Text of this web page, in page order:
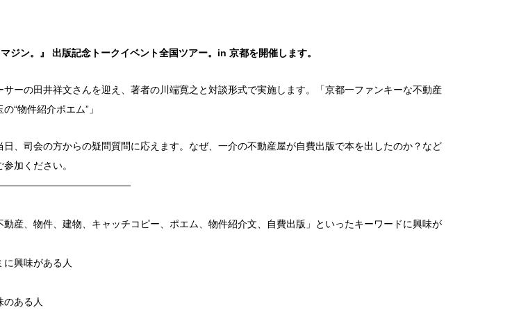
ジン。』 出版記念トークイベント全国ツアー。in 京都を開催します。
ーの田井祥文さんを迎え、著者の川端寛之と対談形式で実施します。「京都一ファンキーな不動産
“物件紹介ポエム”」
、司会の方からの疑問質問に応えます。なぜ、一介の不動産屋が自費出版で本を出したのか？など
加ください。
動産、物件、建物、キャッチコピー、ポエム、物件紹介文、自費出版」といったキーワードに興味が
に興味がある人
のある人